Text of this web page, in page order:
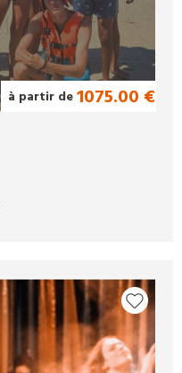
à partir de1075.00 €